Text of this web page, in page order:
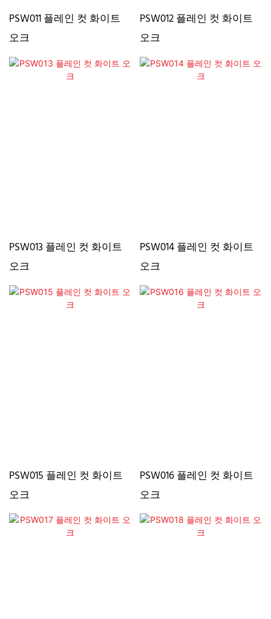
PSW011 플레인 컷 화이트
오크
PSW012 플레인 컷 화이트
오크
PSW013 플레인 컷 화이트
오크
PSW014 플레인 컷 화이트
오크
PSW015 플레인 컷 화이트
오크
PSW016 플레인 컷 화이트
오크